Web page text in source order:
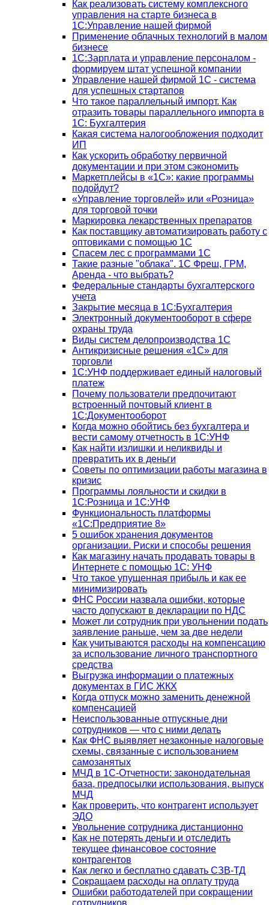
Как реализовать систему комплексного
управления на старте бизнеса в
1С:Управление нашей фирмой
Применение облачных технологий в малом
бизнесе
1C:Зарплата и управление персоналом -
формируем штат успешной компании
Управление нашей фирмой 1C - система
для успешных стартапов
Что такое параллельный импорт. Как
отразить товары параллельного импорта в
1С: Бухгалтерия
Какая система налогообложения подходит
ИП
Как ускорить обработку первичной
документации и при этом сэкономить
Маркетплейсы в «1С»: какие программы
подойдут?
«Управление торговлей» или «Розница»
для торговой точки
Маркировка лекарственных препаратов
Как поставщику автоматизировать работу с
оптовиками с помощью 1С
Спасем лес с программами 1С
Такие разные "облака". 1С Фреш, ГРМ,
Аренда - что выбрать?
Федеральные стандарты бухгалтерского
учета
Закрытие месяца в 1С:Бухгалтерия
Электронный документооборот в сфере
охраны труда
Виды систем делопроизводства 1C
Антикризисные решения «1С» для
торговли
1С:УНФ поддерживает единый налоговый
платеж
Почему пользователи предпочитают
встроенный почтовый клиент в
1С:Документооборот
Когда можно обойтись без бухгалтера и
вести самому отчетность в 1С:УНФ
Как найти излишки и неликвиды и
превратить их в деньги
Советы по оптимизации работы магазина в
кризис
Программы лояльности и скидки в
1С:Розница и 1С:УНФ
Функциональность платформы
«1С:Предприятие 8»
5 ошибок хранения документов
организации. Риски и способы решения
Как магазину начать продавать товары в
Интернете с помощью 1С: УНФ
Что такое упущенная прибыль и как ее
минимизировать
ФНС России назвала ошибки, которые
часто допускают в декларации по НДС
Может ли сотрудник при увольнении подать
заявление раньше, чем за две недели
Как учитываются расходы на компенсацию
за использование личного транспортного
средства
Выгрузка информации о платежных
документах в ГИС ЖКХ
Когда отпуск можно заменить денежной
компенсацией
Неиспользованные отпускные дни
сотрудников — что с ними делать
Как ФНС выявляет незаконные налоговые
схемы, связанные с использованием
самозанятых
МЧД в 1С-Отчетности: законодательная
база, предпосылки использования, выпуск
МЧД
Как проверить, что контрагент использует
ЭДО
Увольнение сотрудника дистанционно
Как не потерять деньги и отследить
текущее финансовое состояние
контрагентов
Как легко и бесплатно сдавать СЗВ-ТД
Сокращаем расходы на оплату труда
Ошибки работодателей при сокращении
сотрудников